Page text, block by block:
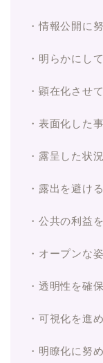
・情報公開に
・明らかにし
・顕在化させ
・表面化した
・露呈した状
・露出を避け
・公共の利益
・オープンな
・透明性を確
・可視化を進
・明瞭化に努